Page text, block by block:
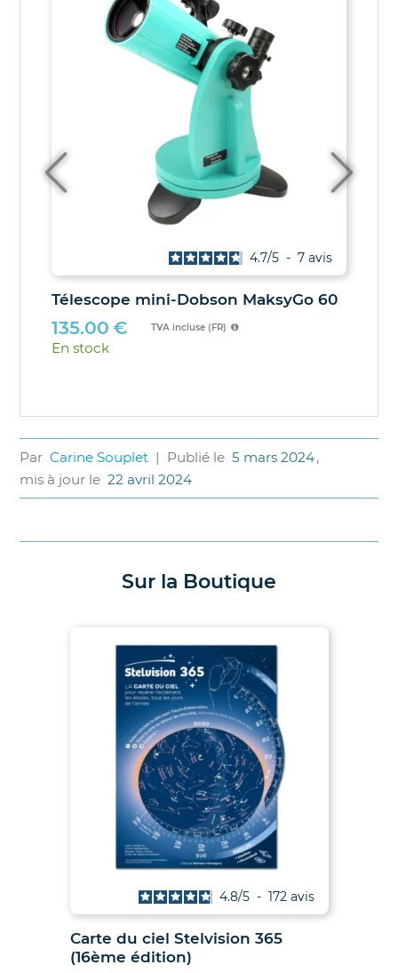
Télescope mini-Dobson MaksyGo 60
4.7/5 - 7avis
135.00 € TVA incluse (FR)
En stock
Par Carine Souplet | Publié le 5 mars 2024,
mis à jour le 22 avril 2024
Sur la Boutique
Carte du ciel Stelvision 365
(16ème édition)
4.8/5 - 172 avis